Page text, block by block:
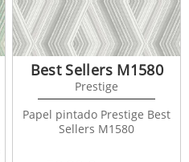
Best Sellers M1580
Prestige
Papel pintado Prestige Best
Sellers M1580